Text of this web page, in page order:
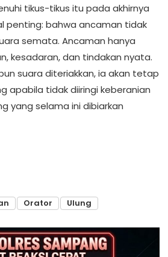
tikus-tikus itu pada akhirnya
penting: bahwa ancaman tidak
semata. Ancaman hanya
kesadaran, dan tindakan nyata.
suara diteriakkan, ia akan tetap
apabila tidak diiringi keberanian
yang selama ini dibiarkan
Orator Ulung